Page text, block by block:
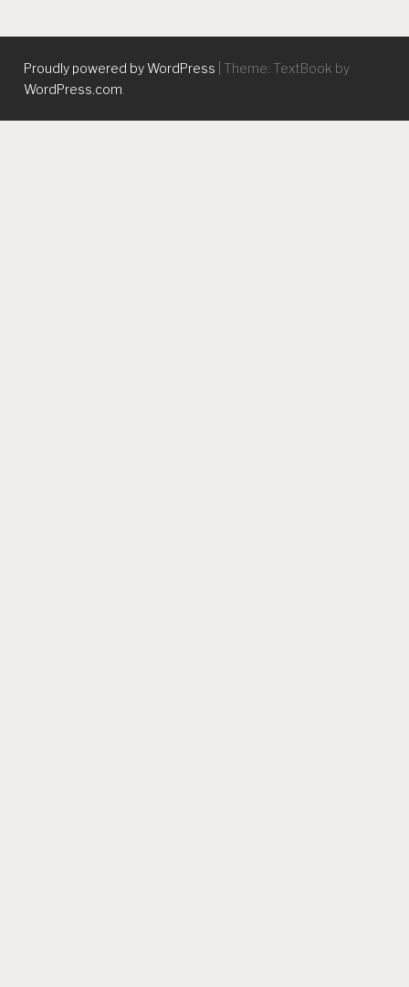
Proudly powered by WordPress
Theme: TextBook by
WordPress.com